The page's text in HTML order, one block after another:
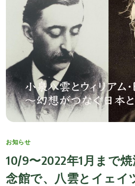
Categories
お知らせ
10/9〜2022年1月まで
念館で、八雲とイェイ